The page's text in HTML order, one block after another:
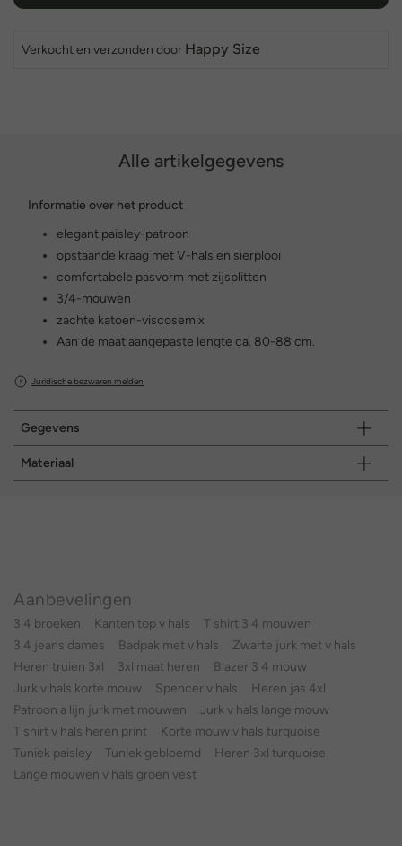
Verkocht en verzonden door Happy Size
Alle artikelgegevens
Informatie over het product
elegant paisley-patroon
opstaande kraag met V-hals en sierplooi
comfortabele pasvorm met zijsplitten
3/4-mouwen
zachte katoen-viscosemix
Aan de maat aangepaste lengte ca. 80-88 cm.
Juridische bezwaren melden
Gegevens
Materiaal
Aanbevelingen
3 4 broeken Kanten top v hals
T shirt 3 4 mouwen
3 4 jeans dames
Badpak met v hals
Zwarte jurk met v hals
Heren truien 3xl
3xl maat heren
Blazer 3 4 mouw
Jurk v hals korte mouw
Spencer v hals
Heren jas 4xl
Patroon a lijn jurk met mouwen
Jurk v hals lange mouw
T shirt v hals heren print
Korte mouw v hals turquoise
Tuniek paisley
Tuniek gebloemd
Heren 3xl turquoise
Lange mouwen v hals groen vest